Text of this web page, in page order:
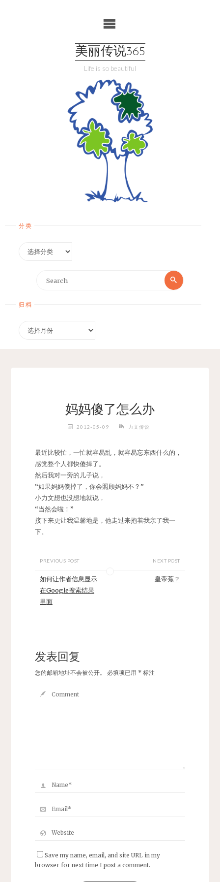
美丽传说365
Life is so beautiful
分类
Search
Search
归档
妈妈傻了怎么办
2012-05-09 力文传说
最近比较忙，一忙就容易乱，就容易忘东西什么的，
感觉整个人都快傻掉了。
然后我对一旁的儿子说，
“如果妈妈傻掉了，你会照顾妈妈不？”
小力文想也没想地就说，
“当然会啦！”
接下来更让我温馨地是，他走过来抱着我亲了我一
下。
PREVIOUS POST
如何让作者信息显示
在Google搜索结果
里面
NEXT POST
皇帝蕉？
发表回复
您的邮箱地址不会被公开。 必填项已用 *标注
Save my name, email, and site URL in my
browser for next time I post a comment.